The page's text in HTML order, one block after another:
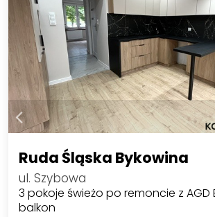
Ruda Śląska Bykowina
ul. Szybowa
3 pokoje świeżo po remoncie z AGD
balkon